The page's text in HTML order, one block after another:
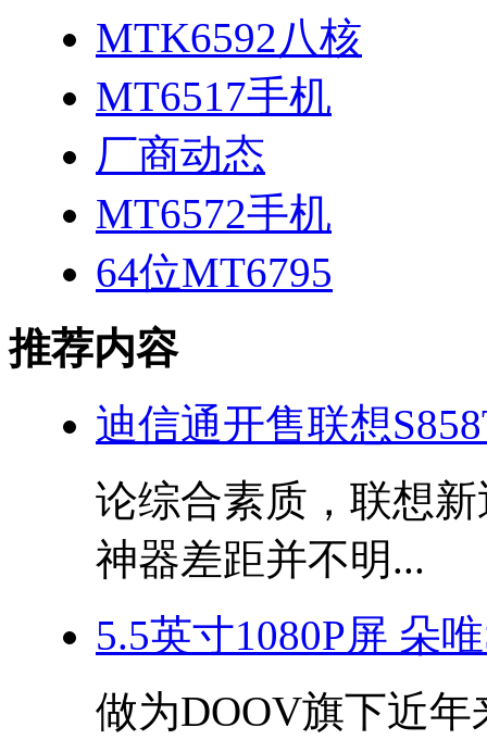
MTK6592八核
MT6517手机
厂商动态
MT6572手机
64位MT6795
推荐内容
迪信通开售联想
论综合素质，联想
神器差距并不明...
5.5英寸1080P屏 朵
做为DOOV旗下近